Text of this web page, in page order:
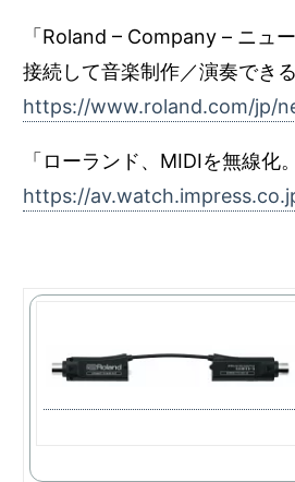
「Roland – Company – ニュ
接続して音楽制作／演奏でき
https://www.roland.com/jp/
「ローランド、MIDIを無線
https://